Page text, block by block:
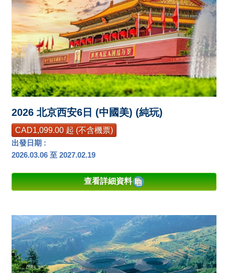
2026 北京西安6日 (中國美) (純玩)
CAD1,099.00 起 (不含機票)
出發日期 :
2026.03.06 至 2027.02.19
查看詳細資料